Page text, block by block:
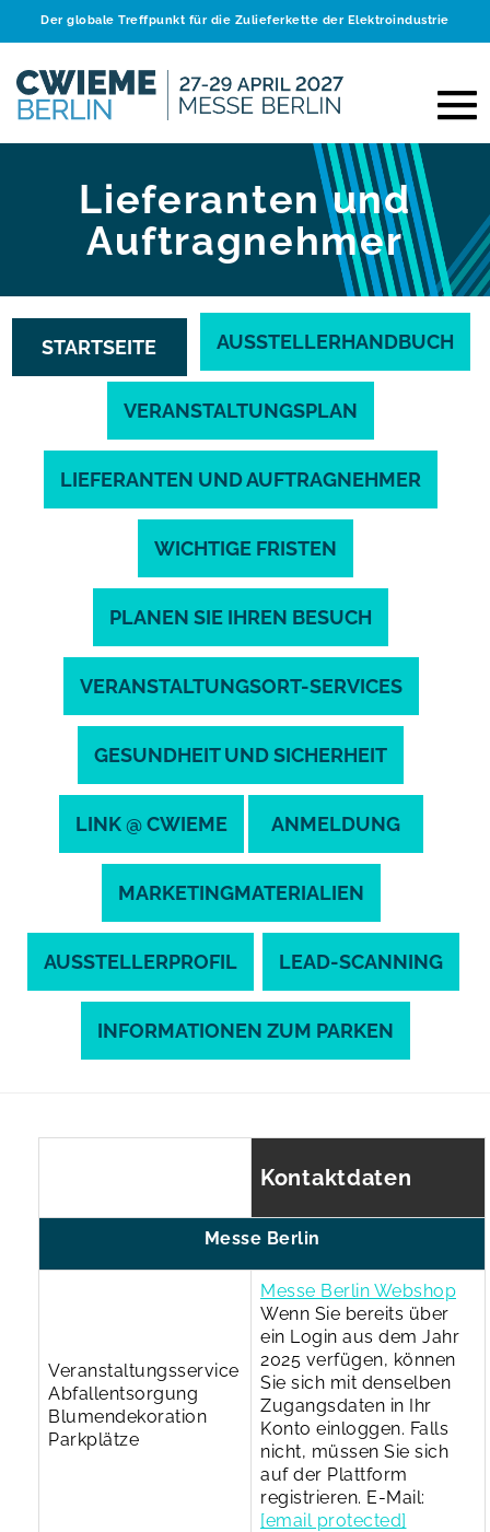
Der globale Treffpunkt für die Zulieferkette der Elektroindustrie
Lieferanten und
Auftragnehmer
STARTSEITE AUSSTELLERHANDBUCH
VERANSTALTUNGSPLAN
LIEFERANTEN UND AUFTRAGNEHMER
WICHTIGE FRISTEN
PLANEN SIE IHREN BESUCH
VERANSTALTUNGSORT-SERVICES
GESUNDHEIT UND SICHERHEIT
LINK @ CWIEME ANMELDUNG
MARKETINGMATERIALIEN
AUSSTELLERPROFIL LEAD-SCANNING
INFORMATIONEN ZUM PARKEN
Kontaktdaten
Messe Berlin
Veranstaltungsservice
Abfallentsorgung
Blumendekoration
Parkplätze
Messe Berlin Webshop
Wenn Sie bereits über
ein Login aus dem Jahr
2025 verfügen, können
Sie sich mit denselben
Zugangsdaten in Ihr
Konto einloggen. Falls
nicht, müssen Sie sich
auf der Plattform
registrieren. E-Mail:
[email protected]